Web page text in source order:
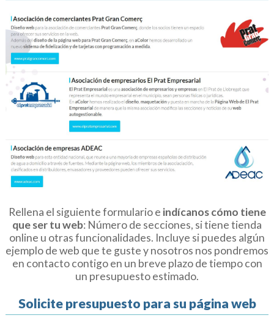
Rellena el siguiente formulario e indícanos cómo tiene
que ser tu web: Número de secciones, si tiene tienda
online u otras funcionalidades. Incluye si puedes algún
ejemplo de web que te guste y nosotros nos pondremos
en contacto contigo en un breve plazo de tiempo con
un presupuesto estimado.
Solicite presupuesto para su página web